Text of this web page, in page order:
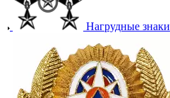
Нагрудные знаки